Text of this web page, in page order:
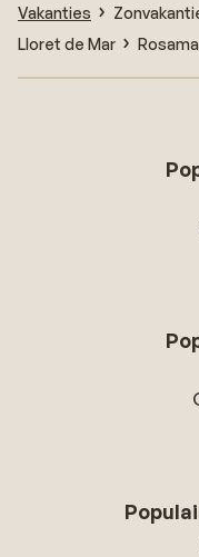
Vakanties
Lloret de Mar